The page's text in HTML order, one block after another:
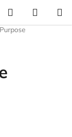
Hledat
KOŠÍK